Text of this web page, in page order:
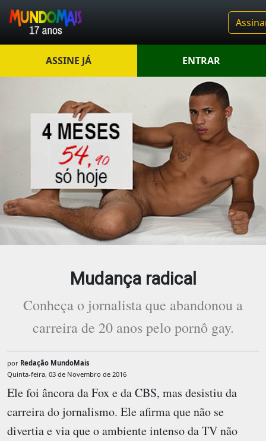
ASSINE JÁ ENTRAR
Mudança radical
Conheça o jornalista que abandonou a
carreira de 20 anos pelo pornô gay.
por Redação MundoMais
Quinta-feira, 03 de Novembro de 2016
Ele foi âncora da Fox e da CBS, mas desistiu da
carreira do jornalismo. Ele afirma que não se
divertia e via que o ambiente intenso da TV não